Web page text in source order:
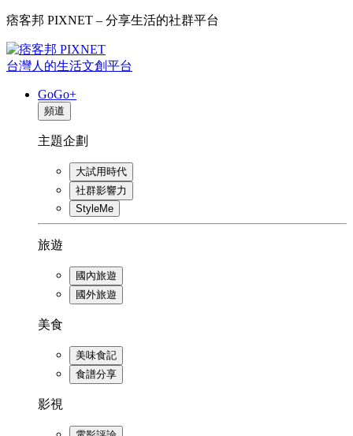
痞客邦 PIXNET – 分享生活的社群平台
台灣人的生活文創平台
GoGo+
頻道
主題企劃
大試用時代
社群影響力
StyleMe
旅遊
國內旅遊
國外旅遊
美食
美味食記
食譜分享
影視